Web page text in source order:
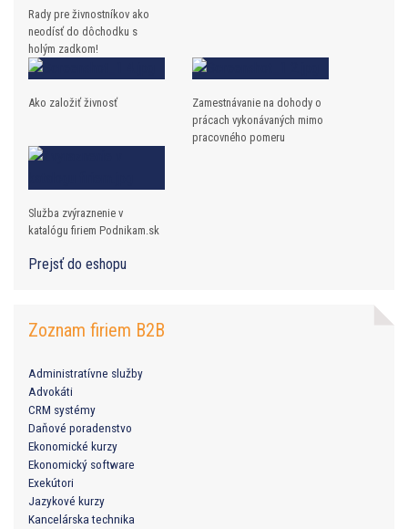
Rady pre živnostníkov ako
neodísť do dôchodku s
holým zadkom!
Ako založiť živnosť
Zamestnávanie na dohody o
prácach vykonávaných mimo
pracovného pomeru
Služba zvýraznenie v
katalógu firiem Podnikam.sk
Prejsť do eshopu
Zoznam firiem B2B
Administratívne služby
Advokáti
CRM systémy
Daňové poradenstvo
Ekonomické kurzy
Ekonomický software
Exekútori
Jazykové kurzy
Kancelárska technika